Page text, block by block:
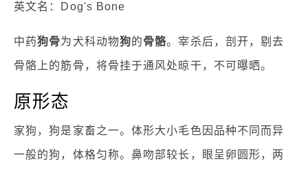
英文名：Dog's Bone
中药狗骨为犬科动物狗的骨骼。宰杀后，剖开，剔去
骨骼上的筋骨，将骨挂于通风处晾干，不可曝晒。
原形态
家狗，狗是家畜之一。体形大小毛色因品种不同而异
一般的狗，体格匀称。鼻吻部较长，眼呈卵圆形，两